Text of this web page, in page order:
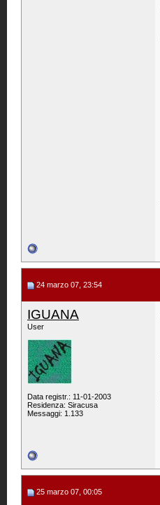
24 marzo 07, 23:54
IGUANA
User
Data registr.: 11-01-2003
Residenza: Siracusa
Messaggi: 1.133
25 marzo 07, 00:05